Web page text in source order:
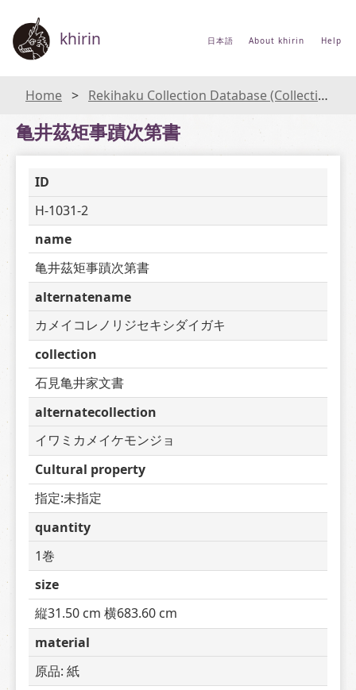
khirin 日本語 About khirin Help
Home Rekihaku Collection Database (Collections Database of the National Museum of Japanese History)
亀井茲矩事蹟次第書
ID
H-1031-2
name
亀井茲矩事蹟次第書
alternatename
カメイコレノリジセキシダイガキ
collection
石見亀井家文書
alternatecollection
イワミカメイケモンジョ
Cultural property
指定:未指定
quantity
1巻
size
縦31.50 cm 横683.60 cm
material
原品: 紙